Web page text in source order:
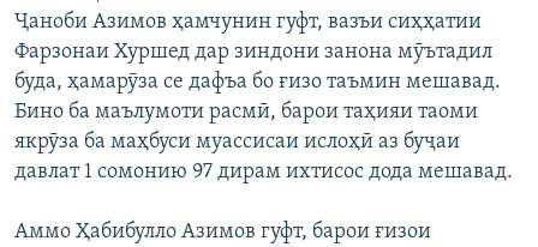
Ҷаноби Азимов ҳамчунин гуфт, вазъи сиҳҳатии
Фарзонаи Хуршед дар зиндони занона мӯътадил
буда, ҳамарӯза се дафъа бо ғизо таъмин мешавад.
Бино ба маълумоти расмӣ, барои таҳияи таоми
якрӯза ба маҳбуси муассисаи ислоҳӣ аз буҷаи
давлат 1 сомонию 97 дирам ихтисос дода мешавад.
Аммо Ҳабибулло Азимов гуфт, барои ғизои